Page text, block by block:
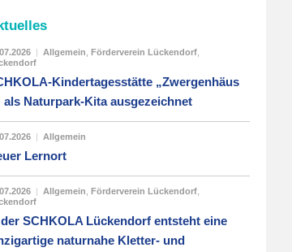
| Allgemein Förderverein Lückendorf
Kindertagesstätte „Zwergenhäus
als Naturpark-Kita ausgezeichnet
| Allgemein
Lernort
| Allgemein Förderverein Lückendorf
SCHKOLA Lückendorf entsteht eine
naturnahe Kletter- und